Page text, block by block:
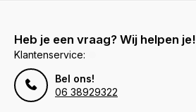
Heb je een vraag? Wij helpen je!
Klantenservice:
Bel ons!
06 38929322